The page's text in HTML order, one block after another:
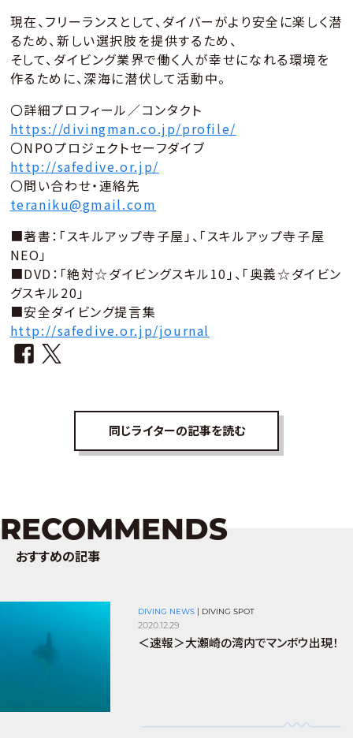
現在、フリーランスとして、ダイバーがより安全に楽しく潜
るため、新しい選択肢を提供するため、
そして、ダイビング業界で働く人が幸せになれる環境を
作るために、深海に潜伏して活動中。
〇詳細プロフィール／コンタクト
https://divingman.co.jp/profile/
〇NPOプロジェクトセーフダイブ
http://safedive.or.jp/
〇問い合わせ・連絡先
teraniku@gmail.com
■著書：「スキルアップ寺子屋」、「スキルアップ寺子屋
NEO」
■DVD：「絶対☆ダイビングスキル10」、「奥義☆ダイビン
グスキル20」
■安全ダイビング提言集
http://safedive.or.jp/journal
同じライターの記事を読む
RECOMMENDS
おすすめの記事
DIVING NEWS | DIVING SPOT
2020.12.29
＜速報＞大瀬崎の湾内でマンボウ出現！